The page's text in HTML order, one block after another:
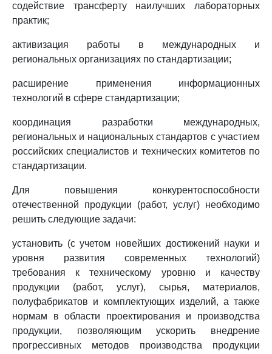
содействие трансферту наилучших лабораторных
практик;
активизация работы в международных и
региональных организациях по стандартизации;
расширение применения информационных
технологий в сфере стандартизации;
координация разработки международных,
региональных и национальных стандартов с участием
российских специалистов и технических комитетов по
стандартизации.
Для повышения конкурентоспособности
отечественной продукции (работ, услуг) необходимо
решить следующие задачи:
установить (с учетом новейших достижений науки и
уровня развития современных технологий)
требования к техническому уровню и качеству
продукции (работ, услуг), сырья, материалов,
полуфабрикатов и комплектующих изделий, а также
нормам в области проектирования и производства
продукции, позволяющим ускорить внедрение
прогрессивных методов производства продукции